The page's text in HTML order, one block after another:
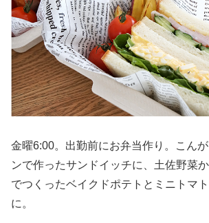
金曜6:00。出勤前にお弁当作り。こん
ンで作ったサンドイッチに、土佐野菜
でつくったベイクドポテトとミニトマ
に。